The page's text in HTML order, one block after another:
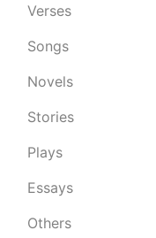
Verses
Songs
Novels
Stories
Plays
Essays
Others